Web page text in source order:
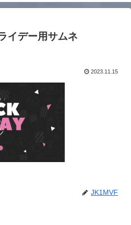
イデー用サムネ
2023.11.15
JK1MVF